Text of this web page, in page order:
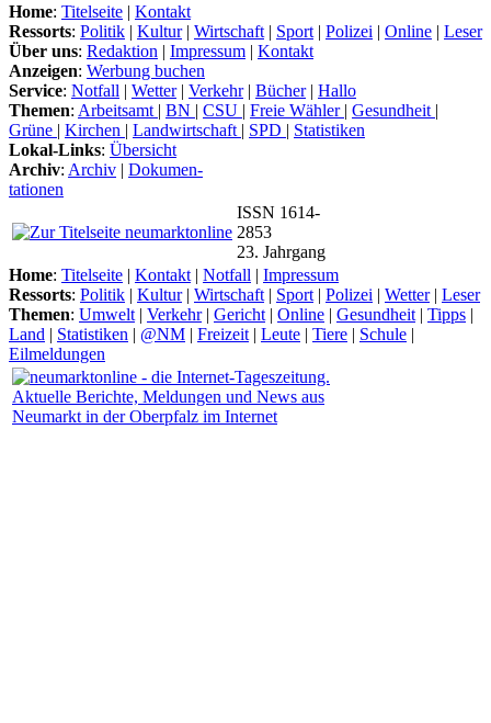
Home: Titelseite | Kontakt
Ressorts: Politik | Kultur| Wirtschaft | Sport | Polizei | Online | Leser
Über uns: Redaktion | Impressum | Kontakt
Anzeigen: Werbung buchen
Service: Notfall | Wetter| Verkehr| Bücher| Hallo
Themen: Arbeitsamt | BN | CSU | Freie Wähler | Gesundheit |
Grüne | Kirchen | Landwirtschaft | SPD | Statistiken
Lokal-Links: Übersicht
Archiv: Archiv | Dokumen-
tationen
ISSN 1614-
2853
23. Jahrgang
Home: Titelseite | Kontakt | Notfall | Impressum
Ressorts: Politik | Kultur| Wirtschaft | Sport | Polizei | Wetter| Leser
Themen: Umwelt | Verkehr| Gericht | Online | Gesundheit | Tipps |
Land | Statistiken | @NM | Freizeit | Leute | Tiere | Schule |
Eilmeldungen